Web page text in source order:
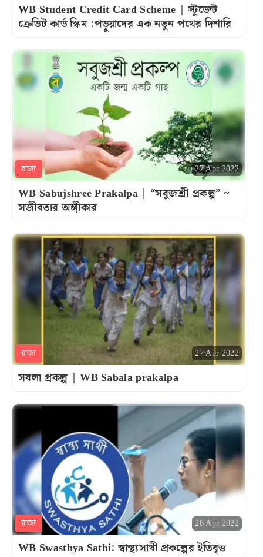
WB Student Credit Card Scheme | স্টুডেন্ট
ক্রেডিট কার্ড স্কিম :পড়ুয়াদের এক নতুন পথের দিশারি
রাজ্য 27 Apr 2022
WB Sabujshree Prakalpa | “সবুজশ্রী প্রকল্প” ~
সজীবতার অঙ্গীকার
রাজ্য 27 Apr 2022
সবলা প্রকল্প | WB Sabala prakalpa
রাজ্য 26 Apr 2022
WB Swasthya Sathi: স্বাস্থ্যসাথী প্রকল্পের ইতিবৃত্ত